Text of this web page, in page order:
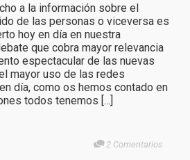
a la información sobre el
de las personas o viceversa es
hoy en día en nuestra
que cobra mayor relevancia
espectacular de las nuevas
mayor uso de las redes
día, como os hemos contado en
todos tenemos [...]
2 Comentarios